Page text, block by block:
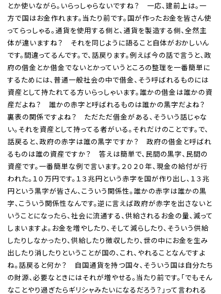
とか使いながら。いらっしゃらないですね？ 一応、建前上は。一
方で国はお金作れます。当たり前です。国が作ったお金を皆さん使
ってらっしゃる。通貨を使用する側と、通貨を製造する側、全然主
体が違いますね？ それを同じように語ること自体がおかしいん
です。間違ってるんです。で、話戻ります。例えば今の話で言うと、政
府の借金とか借金でないとかっていうところの整理を一番簡単に
するためには、普通一般社会の中で借金、そう呼ばれるものには
資産として持たれてる方いらっしゃいます。誰かの借金は誰かの資
産だよね？ 誰かの赤字と呼ばれるものは誰かの黒字だよね？
裏表の関係ですよね？ ただただ借金がある、そういう話じゃな
い。それを資産として持ってる者がいる。それだけのことです。で、
話戻ると、政府の赤字は誰の黒字ですか？ 政府の借金と呼ばれ
るものは誰の資産ですか？ 答えは簡単で、民間の黒字、民間の
資産です。一番簡単な例で言います。２０２０年、現金の給付が行
われた。１０万円です。１３兆円という赤字を国が作り出し、１３兆
円という黒字が皆さん、こういう関係性。誰かの赤字は誰かの黒
字、こういう関係性なんです。逆に言えば政府が赤字を出さないと
いうことになったら、社会に流通する、供給されるお金の量、減って
しまいますよ。お金を増やしたり、そして減らしたり、そういう供給
したりしなかったり、供給したり徴収したり、世の中にお金を生み
出したり消したりということが国の、これ、やれることなんですよ
ね。話戻ると何か？ 自国通貨を持つ国々、そういう国は自分たち
の財源、必要なときにはそれが増やせる。当たり前です。「でもそん
なことやり過ぎたらギリシャみたいになるだろう？」って言われる